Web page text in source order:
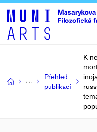
Přehled
publikací
K